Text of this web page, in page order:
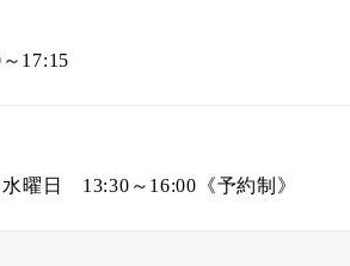
17:15
水曜日 13:30～16:00《予約制》